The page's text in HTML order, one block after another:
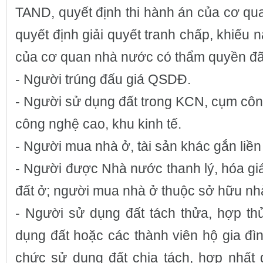
TAND, quyết định thi hành án của cơ
quyết định giải quyết tranh chấp, khiếu
của cơ quan nhà nước có thẩm quyền
- Người trúng đấu giá QSDĐ.
- Người sử dụng đất trong KCN, cụm
công nghệ cao, khu kinh tế.
- Người mua nhà ở, tài sản khác gắn
- Người được Nhà nước thanh lý, hóa
đất ở; người mua nhà ở thuộc sở hữu
- Người sử dụng đất tách thửa, hợp
dụng đất hoặc các thành viên hộ gia
chức sử dụng đất chia tách, hợp nhất